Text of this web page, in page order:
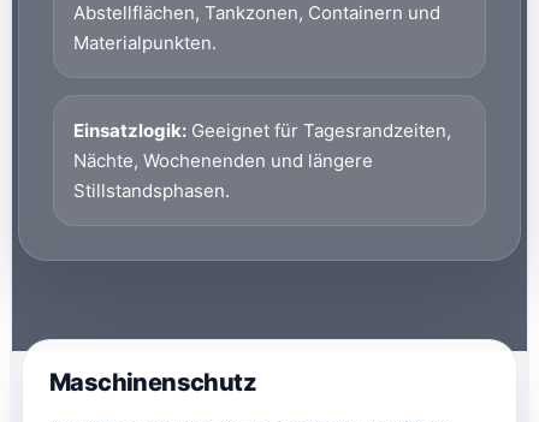
Abstellflächen, Tankzonen, Containern und
Materialpunkten.
Einsatzlogik: Geeignet für Tagesrandzeiten,
Nächte, Wochenenden und längere
Stillstandsphasen.
Maschinenschutz